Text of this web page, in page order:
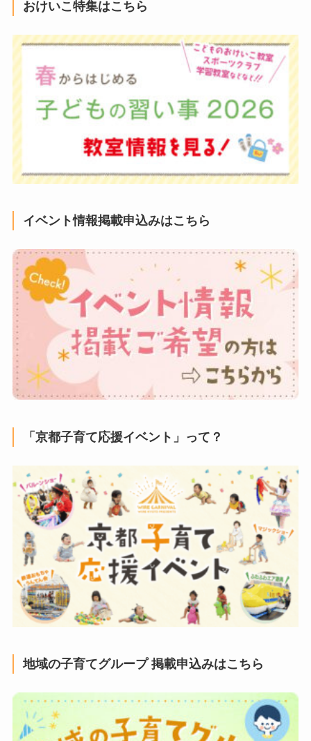
おけいこ特集はこちら
イベント情報掲載申込みはこちら
「京都子育て応援イベント」って？
地域の子育てグループ 掲載申込みはこちら